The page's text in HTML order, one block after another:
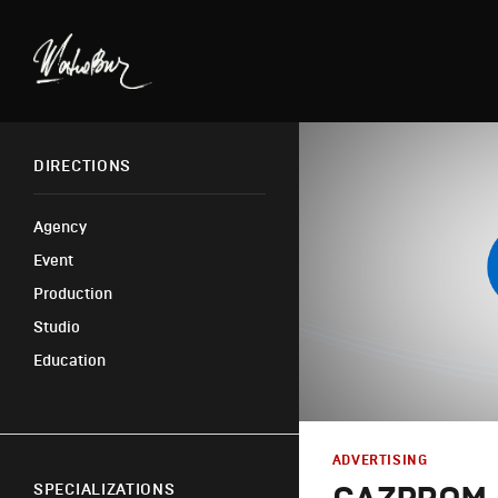
DIRECTIONS
Agency
Event
Production
Studio
Education
SPECIALIZATIONS
ADVERTISING